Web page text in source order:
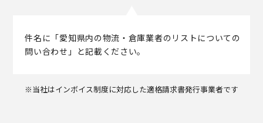
件名に「愛知県内の物流・倉庫業者のリストについての
問い合わせ」と記載ください。
※当社はインボイス制度に対応した適格請求書発行事業者です